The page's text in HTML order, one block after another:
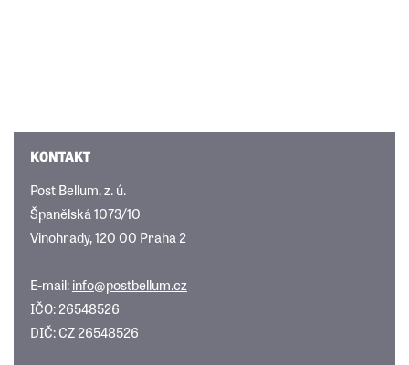
KONTAKT
Post Bellum, z. ú.
Španělská 1073/10
Vinohrady, 120 00 Praha 2
E-mail:info@postbellum.cz
IČO: 26548526
DIČ: CZ 26548526